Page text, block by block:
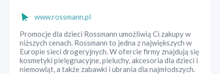
www.rossmann.pl
Promocje dla dzieci Rossmann umożliwią Ci zakupy w
niższych cenach. Rossmann to jedna z największych w
Europie sieci drogeryjnych. W ofercie firmy znajdują się
kosmetyki pielęgnacyjne, pieluchy, akcesoria dla dzieci i
niemowląt, a także zabawki i ubrania dla najmłodszych.